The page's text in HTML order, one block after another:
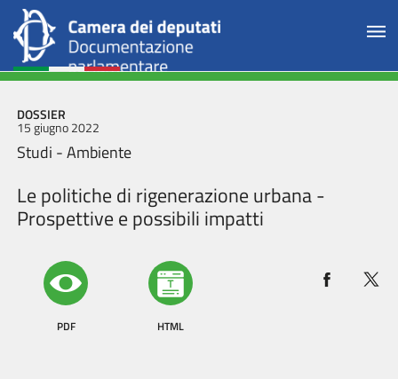
DOSSIER
15 giugno 2022
Studi - Ambiente
Le politiche di rigenerazione urbana -
Prospettive e possibili impatti
PDF HTML